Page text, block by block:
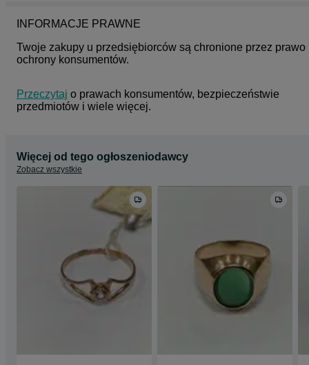
INFORMACJE PRAWNE
Twoje zakupy u przedsiębiorców są chronione przez prawo
ochrony konsumentów.
Przeczytaj o prawach konsumentów, bezpieczeństwie
przedmiotów i wiele więcej.
Więcej od tego ogłoszeniodawcy
Zobacz wszystkie